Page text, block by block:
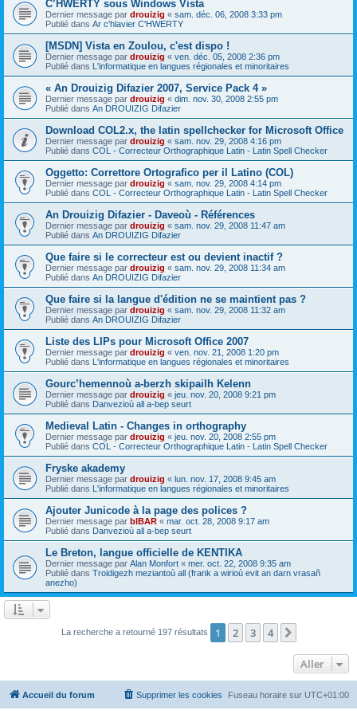
C’HWERTY sous Windows Vista
Dernier message par drouizig « sam. déc. 06, 2008 3:33 pm
Publié dans Ar c'hlavier C'HWERTY
[MSDN] Vista en Zoulou, c'est dispo !
Dernier message par drouizig « ven. déc. 05, 2008 2:36 pm
Publié dans L'informatique en langues régionales et minoritaires
« An Drouizig Difazier 2007, Service Pack 4 »
Dernier message par drouizig « dim. nov. 30, 2008 2:55 pm
Publié dans An DROUIZIG Difazier
Download COL2.x, the latin spellchecker for Microsoft Office
Dernier message par drouizig « sam. nov. 29, 2008 4:16 pm
Publié dans COL - Correcteur Orthographique Latin - Latin Spell Checker
Oggetto: Correttore Ortografico per il Latino (COL)
Dernier message par drouizig « sam. nov. 29, 2008 4:14 pm
Publié dans COL - Correcteur Orthographique Latin - Latin Spell Checker
An Drouizig Difazier - Daveoù - Références
Dernier message par drouizig « sam. nov. 29, 2008 11:47 am
Publié dans An DROUIZIG Difazier
Que faire si le correcteur est ou devient inactif ?
Dernier message par drouizig « sam. nov. 29, 2008 11:34 am
Publié dans An DROUIZIG Difazier
Que faire si la langue d'édition ne se maintient pas ?
Dernier message par drouizig « sam. nov. 29, 2008 11:32 am
Publié dans An DROUIZIG Difazier
Liste des LIPs pour Microsoft Office 2007
Dernier message par drouizig « ven. nov. 21, 2008 1:20 pm
Publié dans L'informatique en langues régionales et minoritaires
Gourc’hemennoù a-berzh skipailh Kelenn
Dernier message par drouizig « jeu. nov. 20, 2008 9:21 pm
Publié dans Danvezioù all a-bep seurt
Medieval Latin - Changes in orthography
Dernier message par drouizig « jeu. nov. 20, 2008 2:55 pm
Publié dans COL - Correcteur Orthographique Latin - Latin Spell Checker
Fryske akademy
Dernier message par drouizig « lun. nov. 17, 2008 9:45 am
Publié dans L'informatique en langues régionales et minoritaires
Ajouter Junicode à la page des polices ?
Dernier message par bIBAR « mar. oct. 28, 2008 9:17 am
Publié dans Danvezioù all a-bep seurt
Le Breton, langue officielle de KENTIKA
Dernier message par Alan Monfort « mer. oct. 22, 2008 9:35 am
Publié dans Troidigezh meziantoù all (frank a wirioù evit an darn vrasañ
anezho)
La recherche a retourné 197 résultats 1 2 3 4
Aller
Accueil du forum Fuseau horaire sur UTC+01:00
Supprimer les cookies